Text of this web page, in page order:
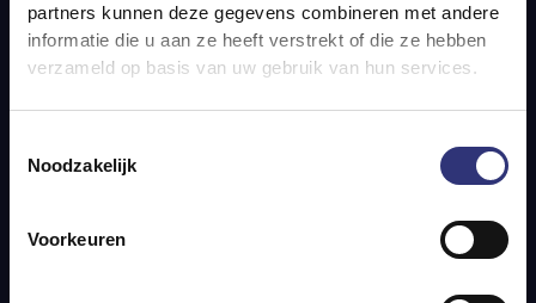
partners kunnen deze gegevens combineren met andere
informatie die u aan ze heeft verstrekt of die ze hebben
verzameld op basis van uw gebruik van hun services.
Noodzakelijk
Voorkeuren
Denk aan de Mediterrane
keuken en noem vijf
basilicum op jouw lijstje? Die
smaken vind je terug in onze
Een klassieke combinatie die